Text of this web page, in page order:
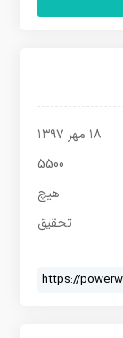
۱۸ مهر ۱۳۹۷
5500
هیچ
تحقیق